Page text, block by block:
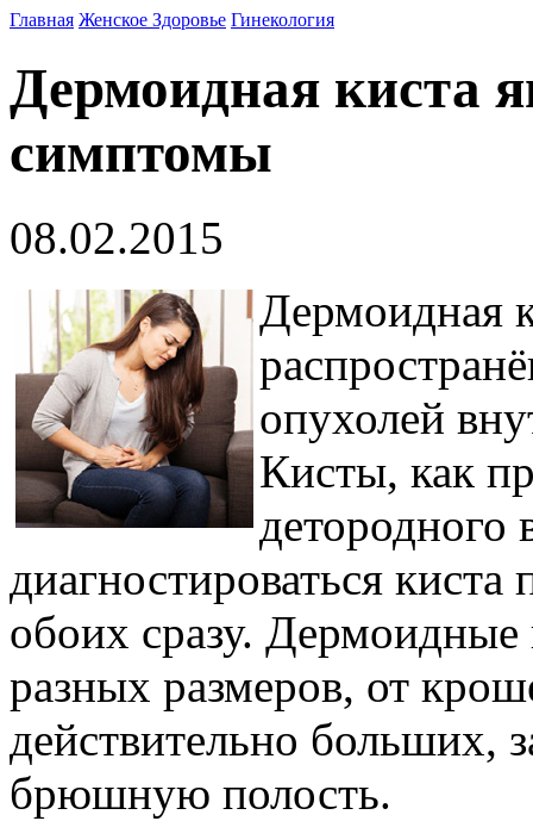
Главная Женское Здоровье Гинекология
Дермоидная киста
симптомы
08.02.2015
Дермоидная
опухолей
Кисты, как
детородного
диагностироваться
обоих сразу.
разных размеров, от
действительно больших,
брюшную полость.